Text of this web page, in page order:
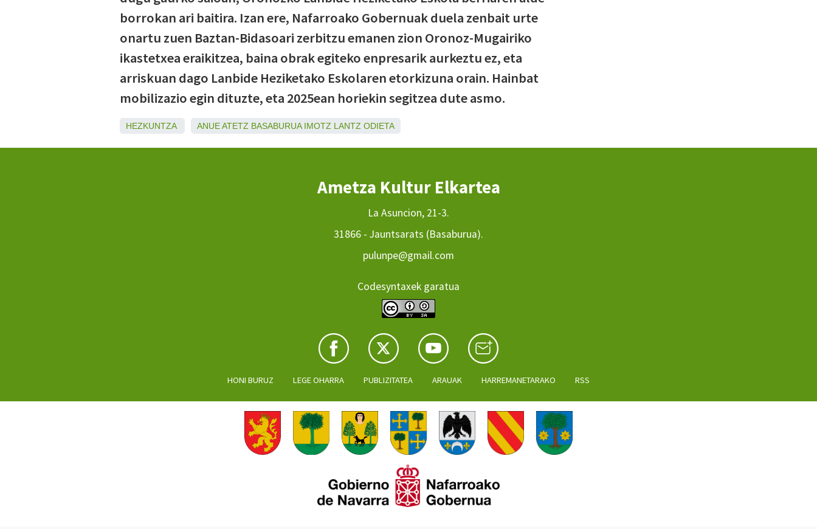
borrokan ari baitira. Izan ere, Nafarroako Gobernuak duela zenbait urte
onartu zuen Baztan-Bidasoari zerbitzu emanen zion Oronoz-Mugairiko
ikastetxea eraikitzea, baina obrak egiteko enpresarik aurkeztu ez, eta
arriskuan dago Lanbide Heziketako Eskolaren etorkizuna orain. Hainbat
mobilizazio egin dituzte, eta 2025ean horiekin segitzea dute asmo.
HEZKUNTZA ANUEATETZ BASABURUA IMOTZ LANTZ ODIETA
Ametza Kultur Elkartea
La Asuncion, 21-3.
31866 - Jauntsarats (Basaburua).
pulunpe@gmail.com
Codesyntaxek garatua
HONI BURUZ LEGE OHARRA PUBLIZITATEA ARAUAK HARREMANETARAKO RSS